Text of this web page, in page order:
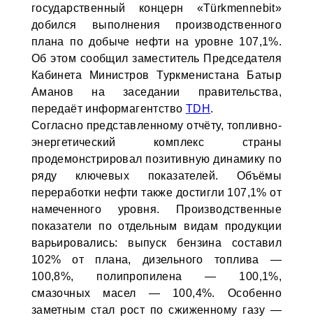
государственный концерн «Türkmennebit»
добился выполнения производственного
плана по добыче нефти на уровне 107,1%.
Об этом сообщил заместитель Председателя
Кабинета Министров Туркменистана Батыр
Аманов на заседании правительства,
передаёт информагентство TDH .
Согласно представленному отчёту, топливно-
энергетический комплекс страны
продемонстрировал позитивную динамику по
ряду ключевых показателей. Объёмы
переработки нефти также достигли 107,1% от
намеченного уровня. Производственные
показатели по отдельным видам продукции
варьировались: выпуск бензина составил
102% от плана, дизельного топлива —
100,8%, полипропилена — 100,1%,
смазочных масел — 100,4%. Особенно
заметным стал рост по сжиженному газу —